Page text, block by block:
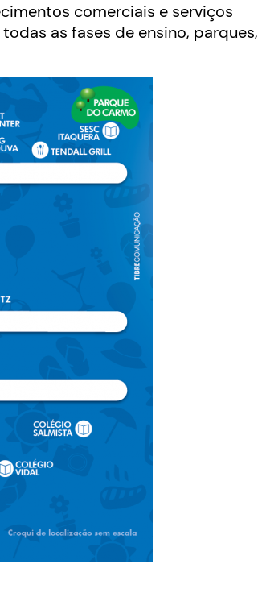
comerciais e serviços
as fases de ensino, parques,